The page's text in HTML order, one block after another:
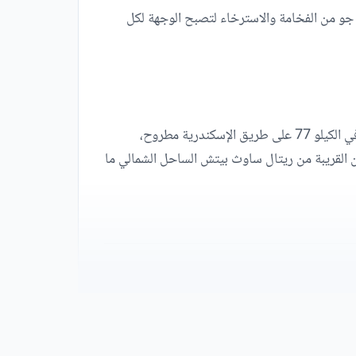
من الفخامة والاسترخاء لتصبح الوجهة لكل
اختر مشروع ريتال الساحل الشمالي كوجهة لقضاء العطلات الصيفية واستمتع بالاسترخاء والهدوء بعيدًا صخب المدينة، لتقع في الكيلو 77 على طريق الإسكندرية مطروح،
القريبة من ريتال ساوث بيتش الساحل الشمالي ما